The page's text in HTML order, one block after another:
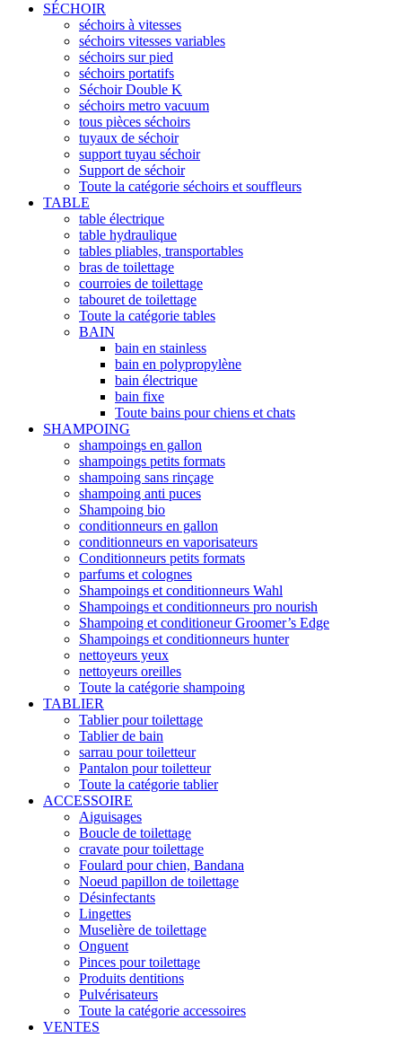
SÉCHOIR
séchoirs à vitesses
séchoirs vitesses variables
séchoirs sur pied
séchoirs portatifs
Séchoir Double K
séchoirs metro vacuum
tous pièces séchoirs
tuyaux de séchoir
support tuyau séchoir
Support de séchoir
Toute la catégorie séchoirs et souffleurs
TABLE
table électrique
table hydraulique
tables pliables, transportables
bras de toilettage
courroies de toilettage
tabouret de toilettage
Toute la catégorie tables
BAIN
bain en stainless
bain en polypropylène
bain électrique
bain fixe
Toute bains pour chiens et chats
SHAMPOING
shampoings en gallon
shampoings petits formats
shampoing sans rinçage
shampoing anti puces
Shampoing bio
conditionneurs en gallon
conditionneurs en vaporisateurs
Conditionneurs petits formats
parfums et colognes
Shampoings et conditionneurs Wahl
Shampoings et conditionneurs pro nourish
Shampoing et conditioneur Groomer’s Edge
Shampoings et conditionneurs hunter
nettoyeurs yeux
nettoyeurs oreilles
Toute la catégorie shampoing
TABLIER
Tablier pour toilettage
Tablier de bain
sarrau pour toiletteur
Pantalon pour toiletteur
Toute la catégorie tablier
ACCESSOIRE
Aiguisages
Boucle de toilettage
cravate pour toilettage
Foulard pour chien, Bandana
Noeud papillon de toilettage
Désinfectants
Lingettes
Muselière de toilettage
Onguent
Pinces pour toilettage
Produits dentitions
Pulvérisateurs
Toute la catégorie accessoires
VENTES